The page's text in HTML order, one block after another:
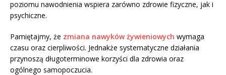
poziomu nawodnienia wspiera zarówno zdrowie fizyczne, jak i
psychiczne.
Pamiętajmy, że zmiana nawyków żywieniowych wymaga
czasu oraz cierpliwości. Jednakże systematyczne działania
przynoszą długoterminowe korzyści dla zdrowia oraz
ogólnego samopoczucia.